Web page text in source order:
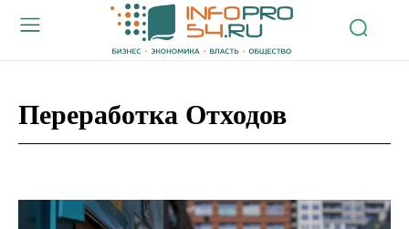
Переработка Отходов